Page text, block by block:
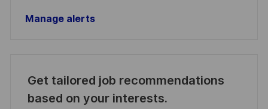
Manage alerts
Get tailored job recommendations
based on your interests.